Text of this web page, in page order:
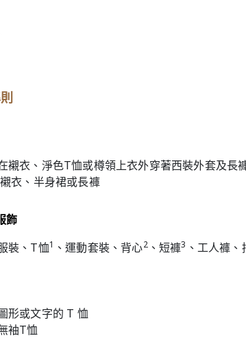
襯衣、淨色T恤或樽領上衣外穿著西裝外套及長
衣、半身裙或長褲
飾
裝、T恤1 、運動套裝、背心2、短褲3 、工人褲
形或文字的 T 恤
袖T恤